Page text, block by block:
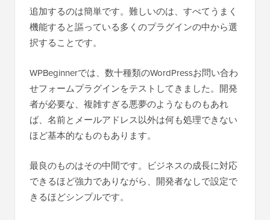
追加するのは簡単です。難しいのは、すべてうまく
機能すると謳っている多くのプラグインの中から選
択することです。
WPBeginnerでは、数十種類のWordPressお問い合わ
せフォームプラグインをテストしてきました。開発
者が必要な、複雑すぎる悪夢のようなものもあれ
ば、名前とメールアドレス以外は何も処理できない
ほど基本的なものもあります。
最良のものはその中間です。ビジネスの成長に対応
できるほど強力でありながら、開発者なしで設定で
きるほどシンプルです。